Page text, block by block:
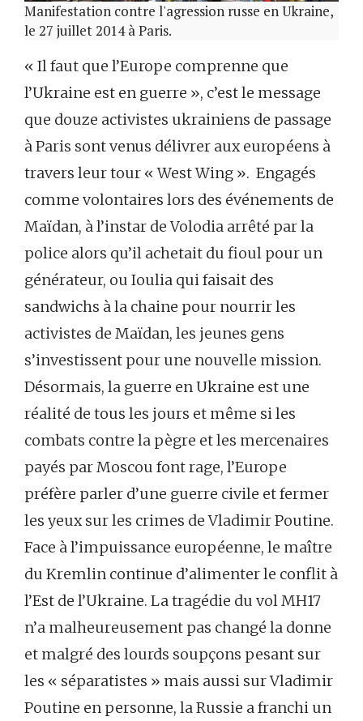
Manifestation contre l'agression russe en Ukraine,
le 27 juillet 2014 à Paris.
« Il faut que l’Europe comprenne que
l’Ukraine est en guerre », c’est le message
que douze activistes ukrainiens de passage
à Paris sont venus délivrer aux européens à
travers leur tour « West Wing ». Engagés
comme volontaires lors des événements de
Maïdan, à l’instar de Volodia arrêté par la
police alors qu’il achetait du fioul pour un
générateur, ou Ioulia qui faisait des
sandwichs à la chaine pour nourrir les
activistes de Maïdan, les jeunes gens
s’investissent pour une nouvelle mission.
Désormais, la guerre en Ukraine est une
réalité de tous les jours et même si les
combats contre la pègre et les mercenaires
payés par Moscou font rage, l’Europe
préfère parler d’une guerre civile et fermer
les yeux sur les crimes de Vladimir Poutine.
Face à l’impuissance européenne, le maître
du Kremlin continue d’alimenter le conflit à
l’Est de l’Ukraine. La tragédie du vol MH17
n’a malheureusement pas changé la donne
et malgré des lourds soupçons pesant sur
les « séparatistes » mais aussi sur Vladimir
Poutine en personne, la Russie a franchi un